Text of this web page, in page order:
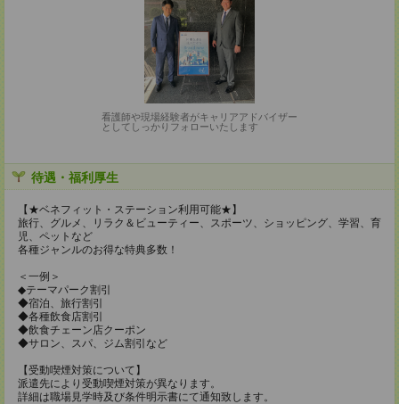
看護師や現場経験者がキャリアアドバイザー
としてしっかりフォローいたします
待遇・福利厚生
【★ベネフィット・ステーション利用可能★】
旅行、グルメ、リラク＆ビューティー、スポーツ、ショッピング、学習、育
児、ペットなど
各種ジャンルのお得な特典多数！
＜一例＞
◆テーマパーク割引
◆宿泊、旅行割引
◆各種飲食店割引
◆飲食チェーン店クーポン
◆サロン、スパ、ジム割引など
【受動喫煙対策について】
派遣先により受動喫煙対策が異なります。
詳細は職場見学時及び条件明示書にて通知致します。